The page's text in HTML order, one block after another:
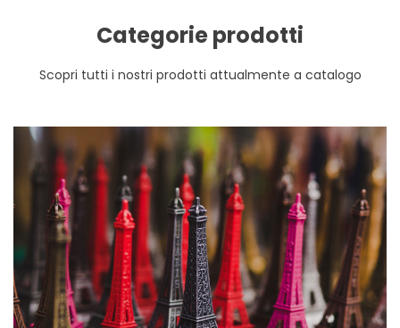
Categorie prodotti
Scopri tutti i nostri prodotti attualmente a catalogo